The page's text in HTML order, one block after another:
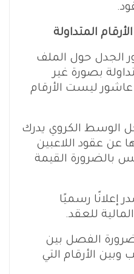
المتداولة
الجدل حول الملف
بصورة غير
ليست الأرقام
الوسط الكروي يدرك
عن عقود اللاعبين
بالضرورة القيمة
إعلانًا رسميًا
للعقد.
الفصل بين
الأرقام التي